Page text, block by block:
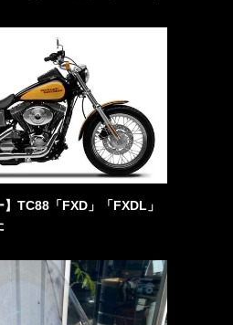
】TC88「FXD」「FXDL」